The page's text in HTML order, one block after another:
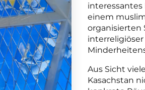
einem
organisierten
Aus Sicht
Kasachstan